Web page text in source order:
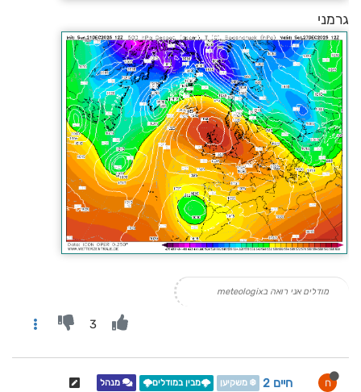
גרמני
מודלים אני רואה בmeteologix
3
ח חיים 2 ❄️ משקיען 🌩️מבין במודלים🌩️ מנהל